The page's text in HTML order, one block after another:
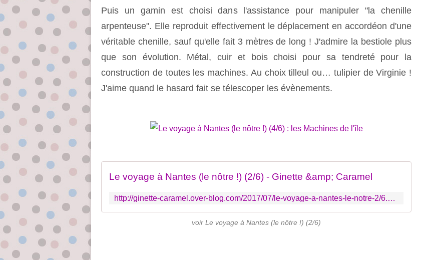
Puis un gamin est choisi dans l'assistance pour manipuler "la chenille
arpenteuse". Elle reproduit effectivement le déplacement en accordéon d'une
véritable chenille, sauf qu'elle fait 3 mètres de long ! J'admire la bestiole plus
que son évolution. Métal, cuir et bois choisi pour sa tendreté pour la
construction de toutes les machines. Au choix tilleul ou… tulipier de Virginie !
J'aime quand le hasard fait se télescoper les évènements.
Le voyage à Nantes (le nôtre !) (2/6) - Ginette &amp; Caramel
http://ginette-caramel.over-blog.com/2017/07/le-voyage-a-nantes-le-notre-2/6.html
voir Le voyage à Nantes (le nôtre !) (2/6)